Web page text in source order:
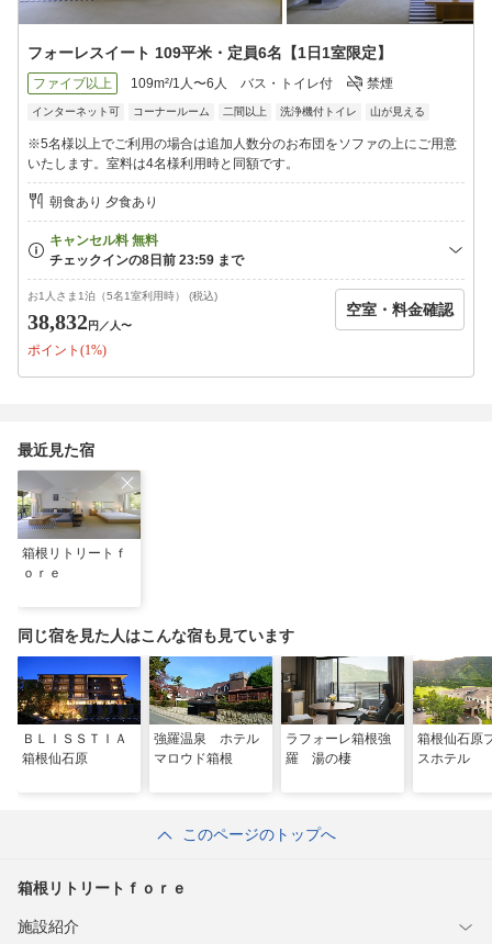
フォーレスイート 109平米・定員6名【1日1室限定】
ファイブ以上 109m²/1人〜6人 バス・トイレ付 禁煙
インターネット可 コーナールーム 二間以上 洗浄機付トイレ 山が見える
※5名様以上でご利用の場合は追加人数分のお布団をソファの上にご用意
いたします。室料は4名様利用時と同額です。
朝食あり 夕食あり
お1人さま1泊（5名1室利用時） (税込)
38,832円 ／人〜
ポイント(1%)
空室・料金確認
最近見た宿
箱根リトリートｆ
ｏｒｅ
同じ宿を見た人はこんな宿も見ています
ＢＬＩＳＳＴＩＡ
箱根仙石原
強羅温泉 ホテル
マロウド箱根
ラフォーレ箱根強
羅 湯の棲
箱根仙石原
スホテル
このページのトップへ
箱根リトリートｆｏｒｅ
施設紹介